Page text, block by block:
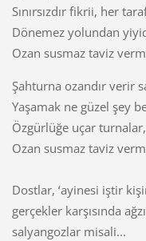
Sınırsızdır fikrii, her
Dönemez yolundan
Ozan susmaz taviz
Şahturna ozandır verir
Yaşamak ne güzel şey
Özgürlüğe uçar
Ozan susmaz taviz
Dostlar, ‘ayinesi iştir
gerçekler karşısında
salyangozlar misali...